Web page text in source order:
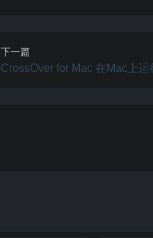
下一篇
CrossOver for Mac 在Mac上